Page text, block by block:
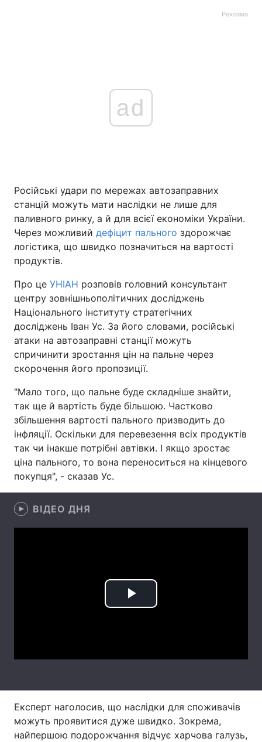
Економіка Світ
Спорт Наука
Техно і зв'язок
Зброя
Здоров'я
Цікавинки Погода
Екологія Регіони
Лонгріди
Відео з Youtube Статті
Інтерв'ю Думки
Архів
Контакти
Послуги
Реклама
ad
Російські удари по мережах автозаправних
станцій можуть мати наслідки не лише для
паливного ринку, а й для всієї економіки України.
Через можливий дефіцит пального здорожчає
логістика, що швидко позначиться на вартості
продуктів.
Про це УНІАН розповів головний консультант
центру зовнішньополітичних досліджень
Національного інституту стратегічних
досліджень Іван Ус. За його словами, російські
атаки на автозаправні станції можуть
спричинити зростання цін на пальне через
скорочення його пропозиції.
"Мало того, що пальне буде складніше знайти,
так ще й вартість буде більшою. Частково
збільшення вартості пального призводить до
інфляції. Оскільки для перевезення всіх продуктів
так чи інакше потрібні автівки. І якщо зростає
ціна пального, то вона переноситься на кінцевого
покупця", - сказав Ус.
ВІДЕО ДНЯ
Play
Експерт наголосив, що наслідки для споживачів
можуть проявитися дуже швидко. Зокрема,
найпершою подорожчання відчує харчова галузь,